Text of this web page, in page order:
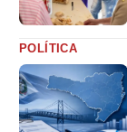
POLÍTICA